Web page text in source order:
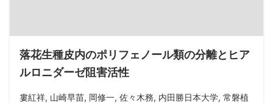
落花生種皮内のポリフェノール類の分離とヒア
ルロニダーゼ阻害活性
婁紅祥, 山崎早苗, 岡修一, 佐々木務, 内田勝日本大学, 常磐植